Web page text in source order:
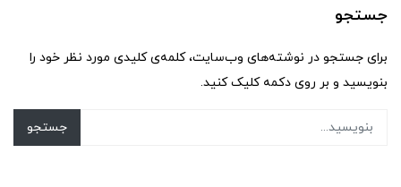
جستجو
برای جستجو در نوشته‌های وب‌سایت، کلمه‌ی کلیدی مورد نظر خود را
بنویسید و بر روی دکمه کلیک کنید.
جستجو